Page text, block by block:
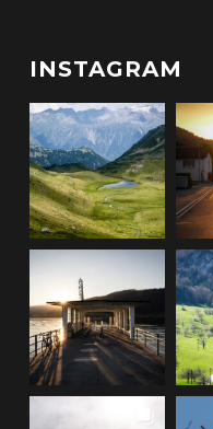
INSTAGRAM